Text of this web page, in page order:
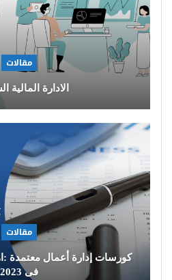
مقالات
الادارة المالية
مقالات
كورسات إدارة أعمال معتمدة
فى 2023